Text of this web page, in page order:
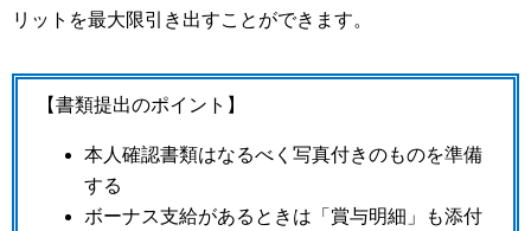
リットを最大限引き出すことができます。
【書類提出のポイント】
本人確認書類はなるべく写真付きのものを準備
する
ボーナス支給があるときは「賞与明細」も添付